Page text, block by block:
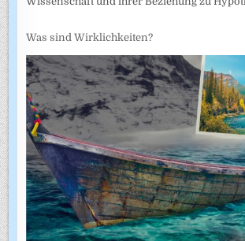
Was sind Wirklichkeiten?